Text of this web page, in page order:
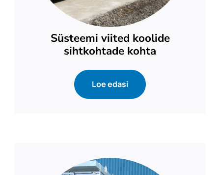
Süsteemi viited koolide
sihtkohtade kohta
Loe edasi